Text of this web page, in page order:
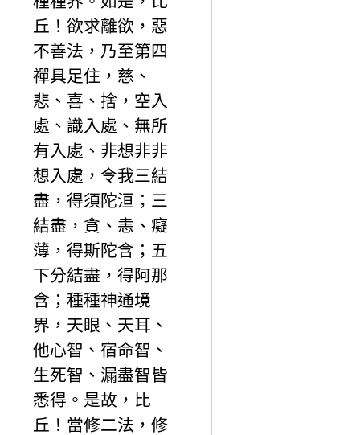
丘！欲求離欲，惡
不善法，乃至第四
禪具足住，慈、
悲、喜、捨，空入
處、識入處、無所
有入處、非想非非
想入處，令我三結
盡，得須陀洹；三
結盡，貪、恚、癡
薄，得斯陀含；五
下分結盡，得阿那
含；種種神通境
界，天眼、天耳、
他心智、宿命智、
生死智、漏盡智皆
悉得。是故，比
丘！當修二法，修